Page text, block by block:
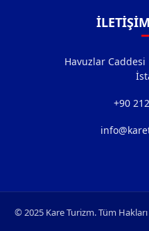
Havuzlar Caddesi
‎+90
© 2025 Kare Turizm. Tüm Hakları